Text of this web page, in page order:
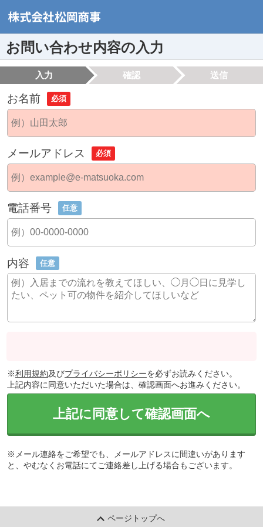
お問い合わせ内容の入力
入力 確認 送信
お名前 必須
メールアドレス 必須
電話番号 任意
内容 任意
※利用規約及びプライバシーポリシーを必ずお読みください。
上記内容に同意いただいた場合は、確認画面へお進みください。
上記に同意して確認画面へ
※メール連絡をご希望でも、メールアドレスに間違いがあります
と、やむなくお電話にてご連絡差し上げる場合もございます。
ページトップへ